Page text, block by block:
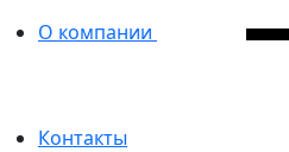
О компании
Контакты